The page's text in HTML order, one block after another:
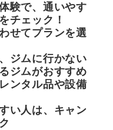
験で、通いやす
チェック！
せてプランを選
ジムに行かない
ジムがおすすめ
ンタル品や設備
い人は、キャン